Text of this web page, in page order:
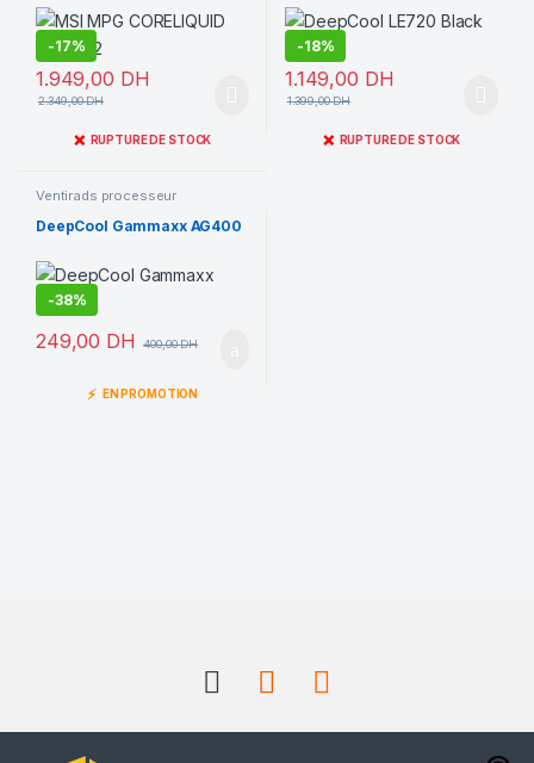
-17%
1.949,00 DH
2.349,00DH
❌ RUPTURE DE STOCK
-18%
1.149,00 DH
1.399,00DH
❌ RUPTURE DE STOCK
Ventirads processeur
DeepCool Gammaxx AG400
-38%
249,00 DH 400,00DH
⚡ EN PROMOTION